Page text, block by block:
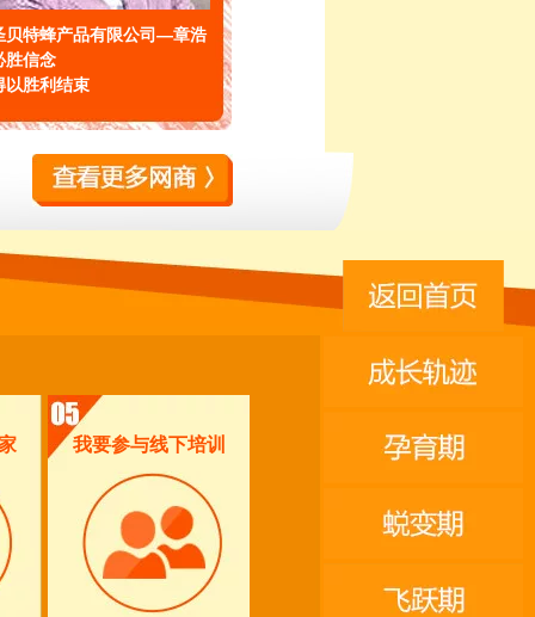
贝特蜂产品有限公司—章浩
胜信念
以胜利结束
我要参与线下培训